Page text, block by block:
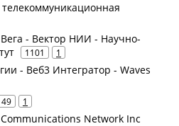
Вега - Вектор НИИ - Научно-
1101 1
- Веб3 Интегратор - Waves
49 1
Network Inc